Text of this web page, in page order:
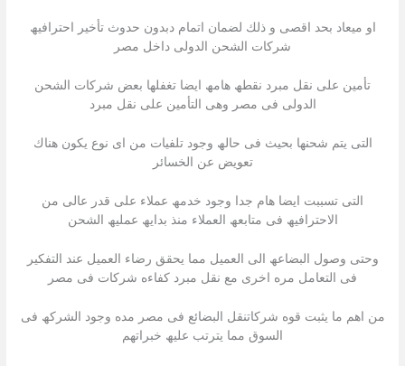
او میعاد بحد اقصى و ذلك لضمان اتمام دبدون حدوث تأخیر احترافیھ
شركات الشحن الدولى داخل مصر
تأمین على نقل مبرد نقطھ ھامھ ایضا تغفلھا بعض شركات الشحن
الدولى فى مصر وھى التأمین على نقل مبرد
التى یتم شحنھا بحیث فى حالھ وجود تلفیات من اى نوع یكون ھناك
تعویض عن الخسائر
التى تسببت ایضا ھام جدا وجود خدمھ عملاء على قدر عالى من
الاحترافیھ فى متابعھ العملاء منذ بدایھ عملیھ الشحن
وحتى وصول البضاعھ الى العمیل مما یحقق رضاء العمیل عند التفكیر
فى التعامل مره اخرى مع نقل مبرد كفاءه شركات فى مصر
من اھم ما یثبت قوه شركاتنقل البضائع فى مصر مده وجود الشركھ فى
السوق مما یترتب علیھ خبراتھم